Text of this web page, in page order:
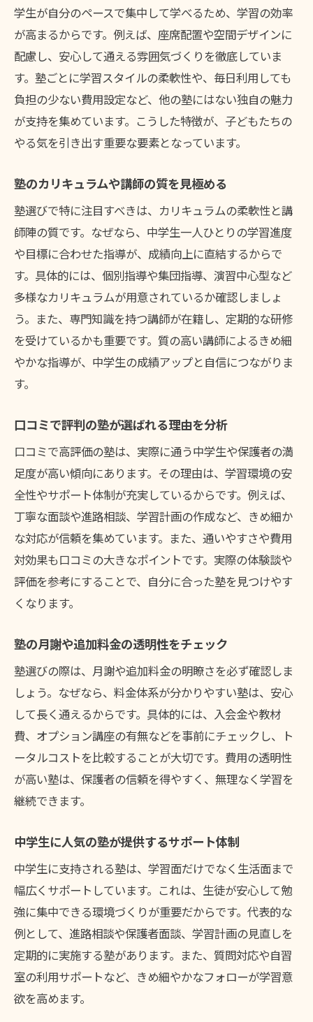
学生が自分のペースで集中して学べるため、学習の効率
が高まるからです。例えば、座席配置や空間デザインに
配慮し、安心して通える雰囲気づくりを徹底していま
す。塾ごとに学習スタイルの柔軟性や、毎日利用しても
負担の少ない費用設定など、他の塾にはない独自の魅力
が支持を集めています。こうした特徴が、子どもたちの
やる気を引き出す重要な要素となっています。
塾のカリキュラムや講師の質を見極める
塾選びで特に注目すべきは、カリキュラムの柔軟性と講
師陣の質です。なぜなら、中学生一人ひとりの学習進度
や目標に合わせた指導が、成績向上に直結するからで
す。具体的には、個別指導や集団指導、演習中心型など
多様なカリキュラムが用意されているか確認しましょ
う。また、専門知識を持つ講師が在籍し、定期的な研修
を受けているかも重要です。質の高い講師によるきめ細
やかな指導が、中学生の成績アップと自信につながりま
す。
口コミで評判の塾が選ばれる理由を分析
口コミで高評価の塾は、実際に通う中学生や保護者の満
足度が高い傾向にあります。その理由は、学習環境の安
全性やサポート体制が充実しているからです。例えば、
丁寧な面談や進路相談、学習計画の作成など、きめ細か
な対応が信頼を集めています。また、通いやすさや費用
対効果も口コミの大きなポイントです。実際の体験談や
評価を参考にすることで、自分に合った塾を見つけやす
くなります。
塾の月謝や追加料金の透明性をチェック
塾選びの際は、月謝や追加料金の明瞭さを必ず確認しま
しょう。なぜなら、料金体系が分かりやすい塾は、安心
して長く通えるからです。具体的には、入会金や教材
費、オプション講座の有無などを事前にチェックし、ト
ータルコストを比較することが大切です。費用の透明性
が高い塾は、保護者の信頼を得やすく、無理なく学習を
継続できます。
中学生に人気の塾が提供するサポート体制
中学生に支持される塾は、学習面だけでなく生活面まで
幅広くサポートしています。これは、生徒が安心して勉
強に集中できる環境づくりが重要だからです。代表的な
例として、進路相談や保護者面談、学習計画の見直しを
定期的に実施する塾があります。また、質問対応や自習
室の利用サポートなど、きめ細やかなフォローが学習意
欲を高めます。